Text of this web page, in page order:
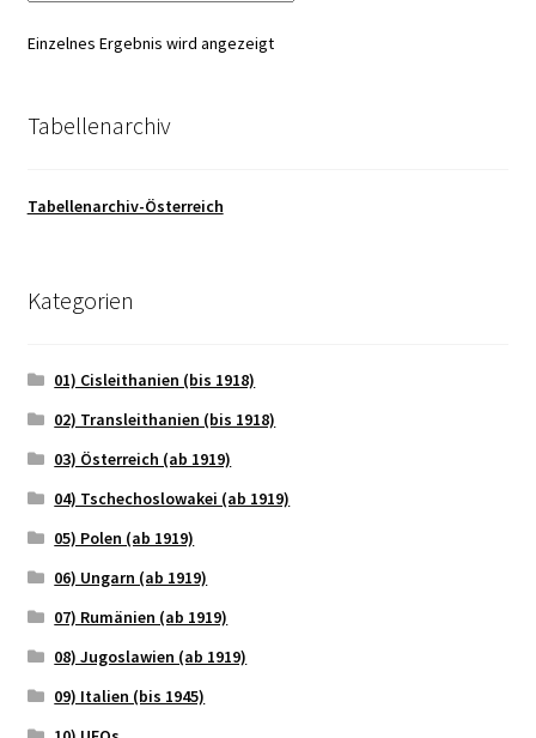
Einzelnes Ergebnis wird angezeigt
Tabellenarchiv
Tabellenarchiv-Österreich
Kategorien
01) Cisleithanien (bis 1918)
02) Transleithanien (bis 1918)
03) Österreich (ab 1919)
04) Tschechoslowakei (ab 1919)
05) Polen (ab 1919)
06) Ungarn (ab 1919)
07) Rumänien (ab 1919)
08) Jugoslawien (ab 1919)
09) Italien (bis 1945)